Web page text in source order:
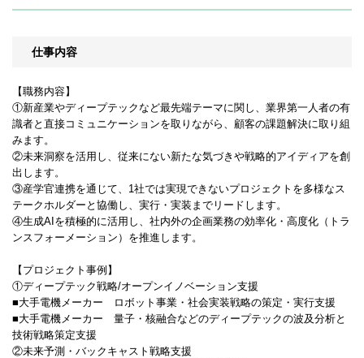
仕事内容
【職務内容】
①新産業やディープテックなど最先端テーマに関し、業界第一人者の有
識者と直接コミュニケーションを取りながら、顧客の課題解決に取り組
みます。
②未来洞察を活用し、従来にない新たな気づきや戦略的アイディアを創
出します。
③産学官連携を通じて、1社では実現できないプロジェクトを多様なス
テークホルダーと協働し、実行・実装までリードします。
④生成AIを積極的に活用し、社内外の企画業務の効率化・高度化（トラ
ンスフォーメーション）を推進します。
【プロジェクト事例】
①ディープテック戦略/オープンイノベーション支援
■大手電機メーカー ロボット事業・社会実装戦略の策定・実行支援
■大手電機メーカー 量子・核融合などのディープテックの波及分析と
技術戦略策定支援
②未来予測・バックキャスト戦略支援